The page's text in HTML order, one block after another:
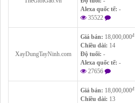
Alexa quốc tế: -
35522
XayDungTayNinh.com
Giá bán: 18,000,000đ
Chiều dài: 14
Độ tuổi: -
Alexa quốc tế: -
27656
Giá bán: 18,000,000đ
Chiều dài: 13